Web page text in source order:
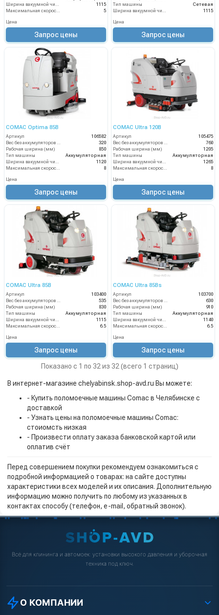
1115
5
Цена
Запрос цены
Тип машины
Сетевая
1115
Цена
Запрос цены
COMAC Optima 85B
Артикул
106582
Вес без аккумуляторов (кг)
320
Рабочая ширина (мм)
850
Тип машины
Аккумуляторная
Ширина вакуумной чистки (мм)
1120
Максимальная скорость движения (км/ч)
8
Цена
Запрос цены
COMAC Ultra 120B
Артикул
105475
Вес без аккумуляторов (кг)
760
Рабочая ширина (мм)
1205
Тип машины
Аккумуляторная
Ширина вакуумной чистки (мм)
1265
Максимальная скорость движения (км/ч)
8
Цена
Запрос цены
COMAC Ultra 85B
Артикул
103400
Вес без аккумуляторов (кг)
535
Рабочая ширина (мм)
830
Тип машины
Аккумуляторная
Ширина вакуумной чистки (мм)
1115
Максимальная скорость движения (км/ч)
6.5
Цена
Запрос цены
COMAC Ultra 85Bs
Артикул
103700
Вес без аккумуляторов (кг)
630
Рабочая ширина (мм)
910
Тип машины
Аккумуляторная
Ширина вакуумной чистки (мм)
1140
Максимальная скорость движения (км/ч)
6.5
Цена
Запрос цены
Показано с 1 по 32 из 32 (всего 1 страниц)
В интернет-магазине chelyabinsk.shop-avd.ru Вы можете:
- Купить поломоечные машины Comac в Челябинске с
доставкой
- Узнать цены на поломоечные машины Comac:
стоиомсть низкая
- Произвести оплату заказа банковской картой или
оплатив счёт
Перед совершением покупки рекомендуем ознакомиться с
подробной информацией о товарах: на сайте доступны
характеристики всех моделей и их описания. Дополнительную
информацию можно получить по любому из указанных в
контактах способу (телефон, e-mail, обратный звонок).
Всё для клининга и автомоек: установки высокого давления и уборочная
техника под ключ.
О КОМПАНИИ